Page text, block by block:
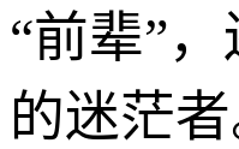
“前辈”
的迷茫